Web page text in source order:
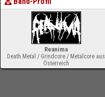
Reanima
Death Metal / Grindcore / Metalcore aus
Österreich